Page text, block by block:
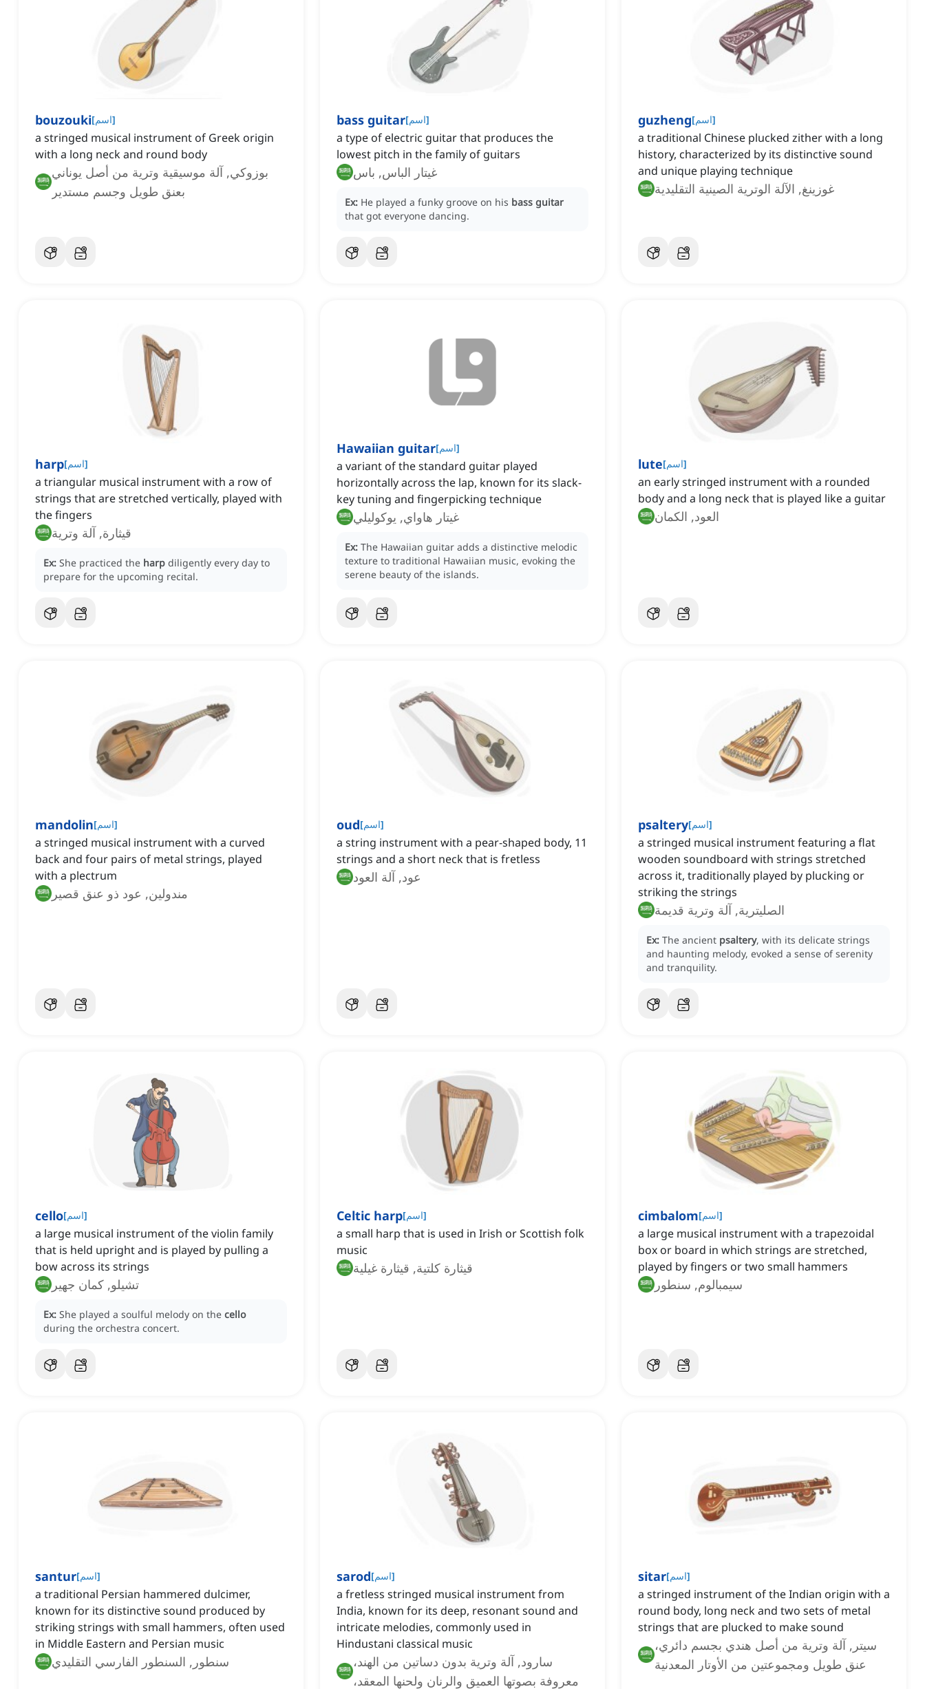
bouzouki[اسم]
a stringed musical instrument of Greek origin
with a long neck and round body
بوزوكي, آلة موسيقية وترية من أصل يوناني
بعنق طويل وجسم مستدير
bass guitar[اسم]
a type of electric guitar that produces the
lowest pitch in the family of guitars
غيتار الباس, باس
Ex: He played a funky groove on his bass guitar
that got everyone dancing.
guzheng[اسم]
a traditional Chinese plucked zither with a long
history, characterized by its distinctive sound
and unique playing technique
غوزينغ, الآلة الوترية الصينية التقليدية
harp[اسم]
a triangular musical instrument with a row of
strings that are stretched vertically, played with
the fingers
قيثارة, آلة وترية
Ex: She practiced the harp diligently every day to
prepare for the upcoming recital.
Hawaiian guitar[اسم]
a variant of the standard guitar played
horizontally across the lap, known for its slack-
key tuning and fingerpicking technique
غيتار هاواي, يوكوليلي
Ex: The Hawaiian guitar adds a distinctive melodic
texture to traditional Hawaiian music, evoking the
serene beauty of the islands.
lute[اسم]
an early stringed instrument with a rounded
body and a long neck that is played like a guitar
العود, الكمان
mandolin[اسم]
a stringed musical instrument with a curved
back and four pairs of metal strings, played
with a plectrum
مندولين, عود ذو عنق قصير
oud[اسم]
a string instrument with a pear-shaped body, 11
strings and a short neck that is fretless
عود, آلة العود
psaltery[اسم]
a stringed musical instrument featuring a flat
wooden soundboard with strings stretched
across it, traditionally played by plucking or
striking the strings
الصليترية, آلة وترية قديمة
Ex: The ancient psaltery, with its delicate strings
and haunting melody, evoked a sense of serenity
and tranquility.
cello[اسم]
a large musical instrument of the violin family
that is held upright and is played by pulling a
bow across its strings
تشيلو, كمان جهير
Ex: She played a soulful melody on the cello
during the orchestra concert.
Celtic harp[اسم]
a small harp that is used in Irish or Scottish folk
music
قيثارة كلتية, قيثارة غيلية
cimbalom[اسم]
a large musical instrument with a trapezoidal
box or board in which strings are stretched,
played by fingers or two small hammers
سيمبالوم, سنطور
santur[اسم]
a traditional Persian hammered dulcimer,
known for its distinctive sound produced by
striking strings with small hammers, often used
in Middle Eastern and Persian music
سنطور, السنطور الفارسي التقليدي
sarod[اسم]
a fretless stringed musical instrument from
India, known for its deep, resonant sound and
intricate melodies, commonly used in
Hindustani classical music
سارود, آلة وترية بدون دساتين من الهند،
معروفة بصوتها العميق والرنان ولحنها المعقد،
sitar[اسم]
a stringed instrument of the Indian origin with a
round body, long neck and two sets of metal
strings that are plucked to make sound
سيتر, آلة وترية من أصل هندي بجسم دائري،
عنق طويل ومجموعتين من الأوتار المعدنية